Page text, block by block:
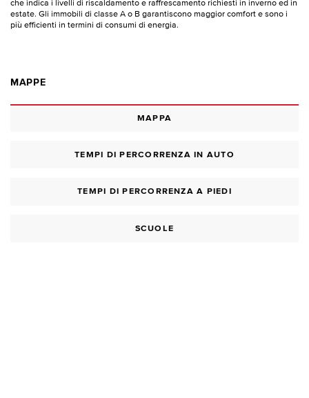
che indica i livelli di riscaldamento e raffrescamento richiesti in inverno ed in
estate. Gli immobili di classe A o B garantiscono maggior comfort e sono i
più efficienti in termini di consumi di energia.
MAPPE
MAPPA
TEMPI DI PERCORRENZA IN AUTO
TEMPI DI PERCORRENZA A PIEDI
SCUOLE